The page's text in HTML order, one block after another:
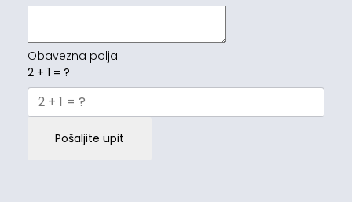
Obavezna polja.
2 + 1 = ?
Pošaljite upit